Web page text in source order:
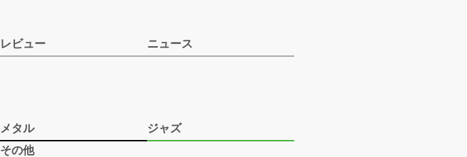
レビュー ニュース
メタル
ジャズ
その他